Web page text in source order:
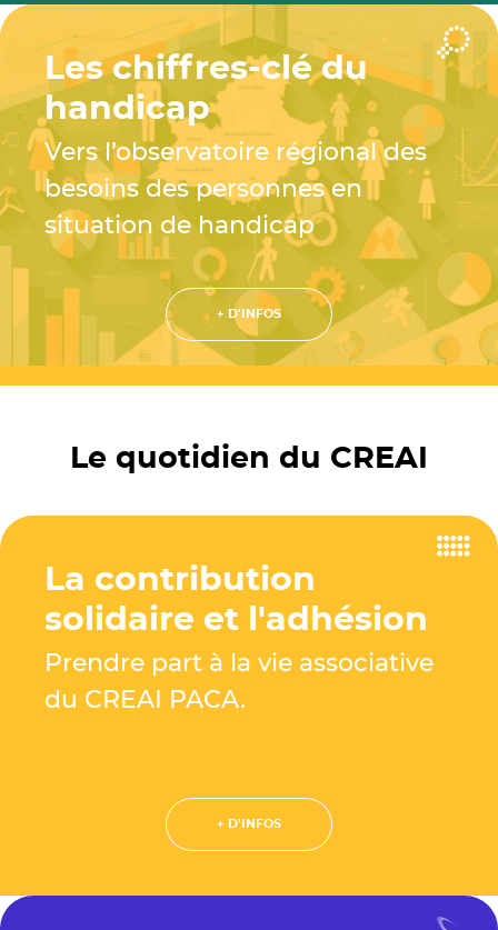
Les chiffres-clé du
handicap
Vers l’observatoire régional des
besoins des personnes en
situation de handicap
+ D'INFOS
Le quotidien du CREAI
La contribution
solidaire et l'adhésion
Prendre part à la vie associative
du CREAI PACA.
+ D'INFOS